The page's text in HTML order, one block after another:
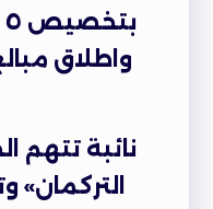
واطلاق
نائبة تتهم